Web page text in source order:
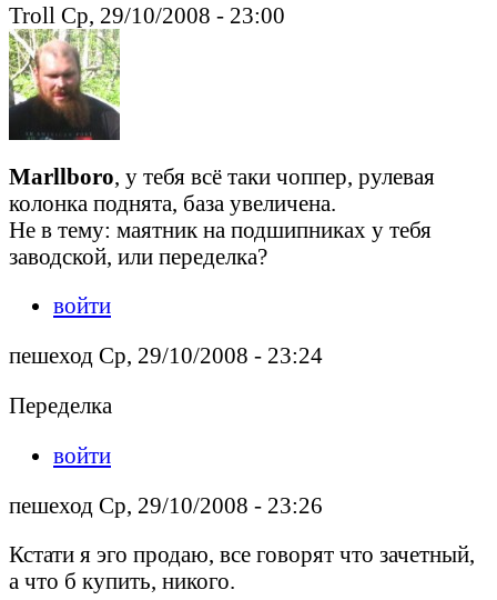
Troll Ср, 29/10/2008 - 23:00
Marllboro , у тебя всё таки чоппер, рулевая
колонка поднята, база увеличена.
Не в тему: маятник на подшипниках у тебя
заводской, или переделка?
войти
пешеход Ср, 29/10/2008 - 23:24
Переделка
войти
пешеход Ср, 29/10/2008 - 23:26
Кстати я эго продаю, все говорят что зачетный,
а что б купить, никого.